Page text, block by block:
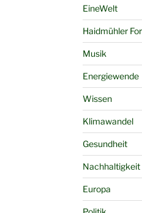
EineWelt
Haidmühler
Musik
Energiewende
Wissen
Klimawandel
Gesundheit
Nachhaltigkeit
Europa